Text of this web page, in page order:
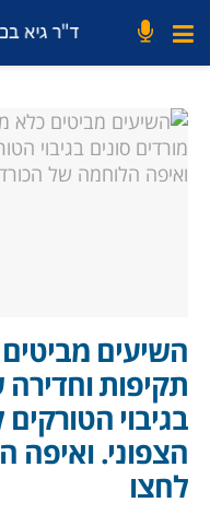
השיעים
תקיפות וחדירה
בגיבוי
הצפוני. ואיפה
לחצו